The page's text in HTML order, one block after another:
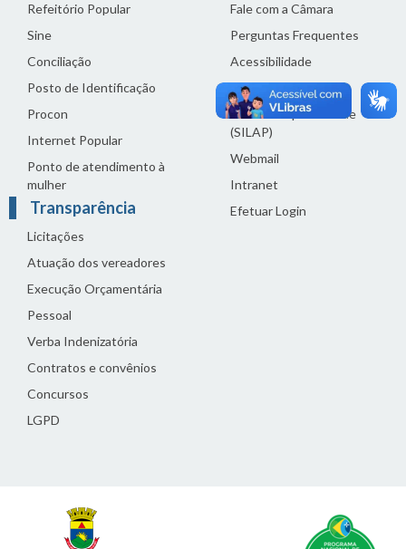
Refeitório Popular
Sine
Conciliação
Posto de Identificação
Procon
Internet Popular
Ponto de atendimento à
mulher
Transparência
Licitações
Atuação dos vereadores
Execução Orçamentária
Pessoal
Verba Indenizatória
Contratos e convênios
Concursos
LGPD
Fale com a Câmara
Perguntas Frequentes
Acessibilidade
Termos de uso
Política de privacidade
(SILAP)
Webmail
Intranet
Efetuar Login